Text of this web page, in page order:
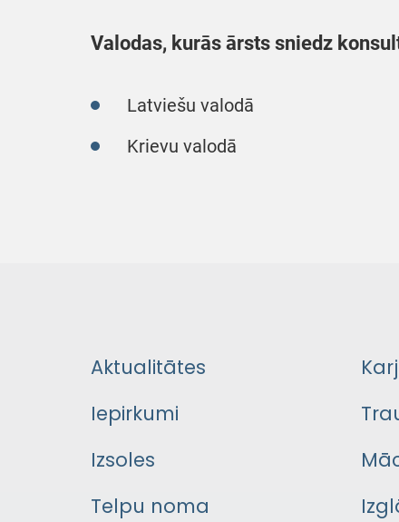
Valodas, kurās ārsts sniedz
Latviešu valodā
Krievu valodā
Aktualitātes
Iepirkumi
Izsoles
Telpu noma